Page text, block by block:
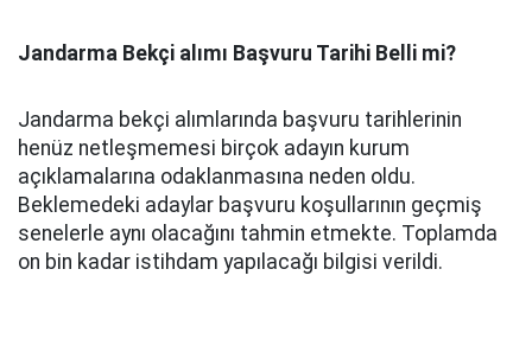
Jandarma Bekçi alımı Başvuru Tarihi Belli mi?
Jandarma bekçi alımlarında başvuru tarihlerinin
henüz netleşmemesi birçok adayın kurum
açıklamalarına odaklanmasına neden oldu.
Beklemedeki adaylar başvuru koşullarının geçmiş
senelerle aynı olacağını tahmin etmekte. Toplamda
on bin kadar istihdam yapılacağı bilgisi verildi.